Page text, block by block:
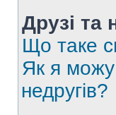
Друзі та
Що таке
Як я можу
недругів?